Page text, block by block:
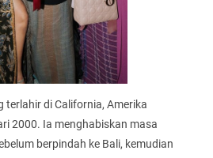
terlahir di California, Amerika
2000. Ia menghabiskan masa
berpindah ke Bali, kemudian